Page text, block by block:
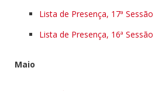
Lista de Presença, 17ª
Lista de Presença, 16ª
Maio